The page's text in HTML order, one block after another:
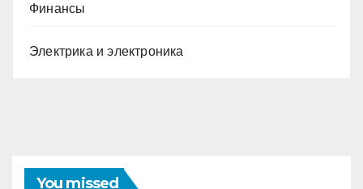
Финансы
Электрика и электроника
You missed